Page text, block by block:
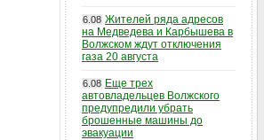
6.08 Жителей ряда адресов
на Медведева и Карбышева в
Волжском ждут отключения
газа 20 августа
6.08 Еще трех
автовладельцев Волжского
предупредили убрать
брошенные машины до
эвакуации